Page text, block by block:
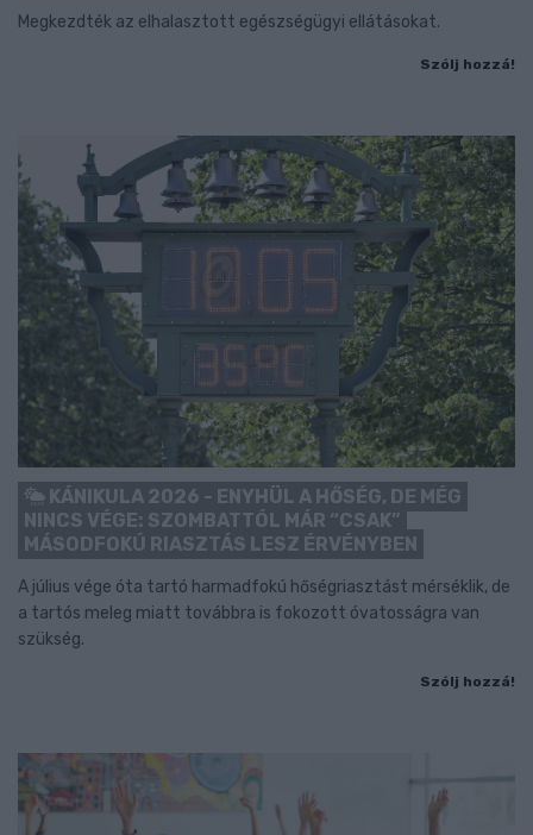
Megkezdték az elhalasztott egészségügyi ellátásokat.
Szólj hozzá!
KÁNIKULA 2026 - ENYHÜL A HŐSÉG, DE MÉG
NINCS VÉGE: SZOMBATTÓL MÁR “CSAK”
MÁSODFOKÚ RIASZTÁS LESZ ÉRVÉNYBEN
A július vége óta tartó harmadfokú hőségriasztást mérséklik, de
a tartós meleg miatt továbbra is fokozott óvatosságra van
szükség.
Szólj hozzá!